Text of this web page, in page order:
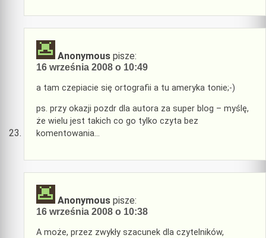
Anonymous pisze:
16 września 2008 o 10:49
a tam czepiacie się ortografii a tu ameryka tonie;-)
ps. przy okazji pozdr dla autora za super blog – myślę,
że wielu jest takich co go tylko czyta bez
komentowania…
Anonymous pisze:
16 września 2008 o 10:38
A może, przez zwykły szacunek dla czytelników,